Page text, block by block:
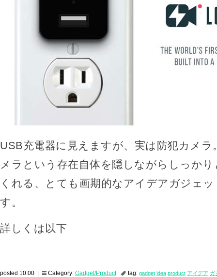
USB充電器に見えますが、実は防犯カメ
メラという存在自体を隠しながらしっか
くれる、とても画期的なアイデアガジェ
す。
詳しくは以下
posted 10:00 | Category: Gadget/Product tag: gadget idea product アイデア ガ